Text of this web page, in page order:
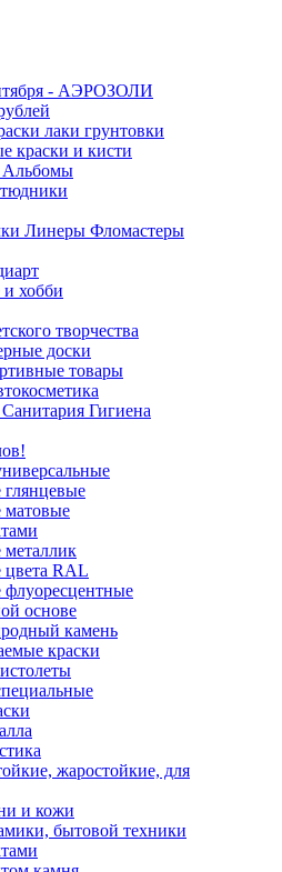
- АЭРОЗОЛИ
лаки грунтовки
краски и кисти
Альбомы
Линеры Фломастеры
хобби
творчества
доски
товары
Гигиена
матовые
цвета RAL
основе
камень
краски
жаростойкие, для
и кожи
бытовой техники